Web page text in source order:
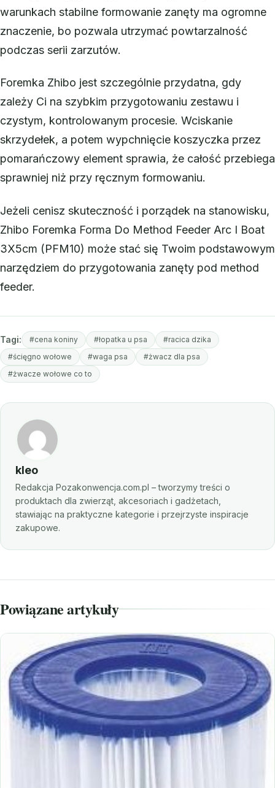
warunkach stabilne formowanie zanęty ma ogromne
znaczenie, bo pozwala utrzymać powtarzalność
podczas serii zarzutów.
Foremka Zhibo jest szczególnie przydatna, gdy
zależy Ci na szybkim przygotowaniu zestawu i
czystym, kontrolowanym procesie. Wciskanie
skrzydełek, a potem wypchnięcie koszyczka przez
pomarańczowy element sprawia, że całość przebiega
sprawniej niż przy ręcznym formowaniu.
Jeżeli cenisz skuteczność i porządek na stanowisku,
Zhibo Foremka Forma Do Method Feeder Arc I Boat
3X5cm (PFM10) może stać się Twoim podstawowym
narzędziem do przygotowania zanęty pod method
feeder.
Tagi: #cena koniny #łopatka u psa
#racica dzika
#ścięgno wołowe
#waga psa
#żwacz dla psa
#żwacze wołowe co to
kleo
Redakcja Pozakonwencja.com.pl – tworzymy treści o
produktach dla zwierząt, akcesoriach i gadżetach,
stawiając na praktyczne kategorie i przejrzyste inspiracje
zakupowe.
Powiązane artykuły